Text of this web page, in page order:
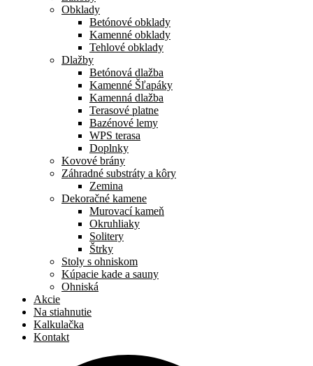
Obklady
Betónové obklady
Kamenné obklady
Tehlové obklady
Dlažby
Betónová dlažba
Kamenné Šľapáky
Kamenná dlažba
Terasové platne
Bazénové lemy
WPS terasa
Doplnky
Kovové brány
Záhradné substráty a kôry
Zemina
Dekoračné kamene
Murovací kameň
Okruhliaky
Solitery
Štrky
Stoly s ohniskom
Kúpacie kade a sauny
Ohniská
Akcie
Na stiahnutie
Kalkulačka
Kontakt